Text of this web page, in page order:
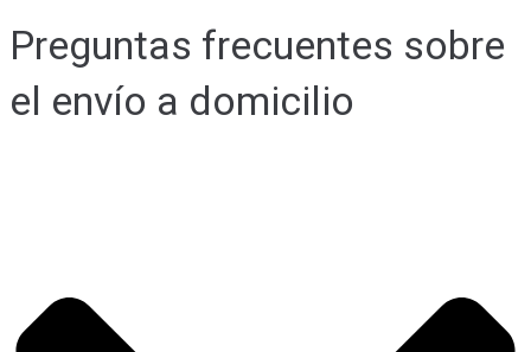
Preguntas frecuentes sobre
el envío a domicilio